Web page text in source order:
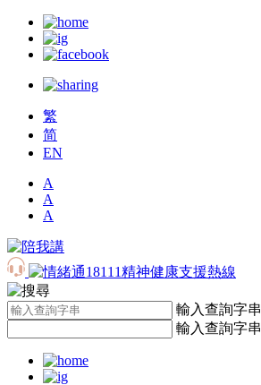
繁
简
EN
A
A
A
輸入查詢字串
輸入查詢字串